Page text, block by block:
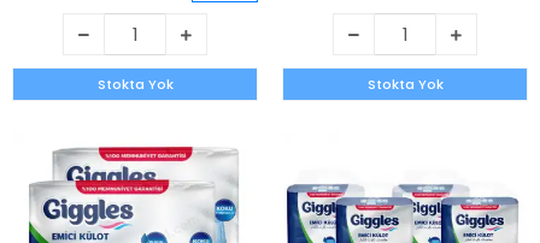
Stokta Yok Stokta Yok